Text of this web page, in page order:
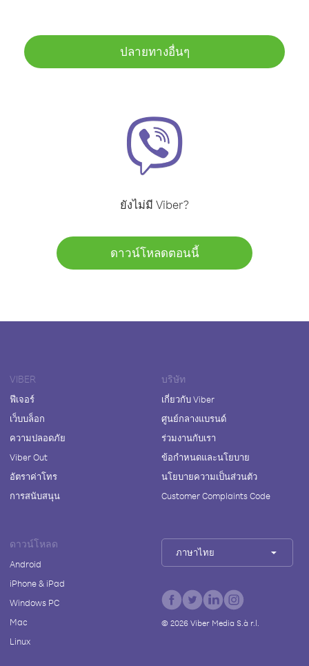
ปลายทางอื่นๆ
ยังไม่มี Viber?
ดาวน์โหลดตอนนี้
VIBER
ฟีเจอร์
เว็บบล็อก
ความปลอดภัย
Viber Out
อัตราค่าโทร
การสนับสนุน
บริษัท
เกี่ยวกับ Viber
ศูนย์กลางแบรนด์
ร่วมงานกับเรา
ข้อกำหนดและนโยบาย
นโยบายความเป็นส่วนตัว
Customer Complaints Code
ดาวน์โหลด
Android
iPhone & iPad
Windows PC
Mac
Linux
ภาษาไทย
© 2026Viber Media S.à r.l.